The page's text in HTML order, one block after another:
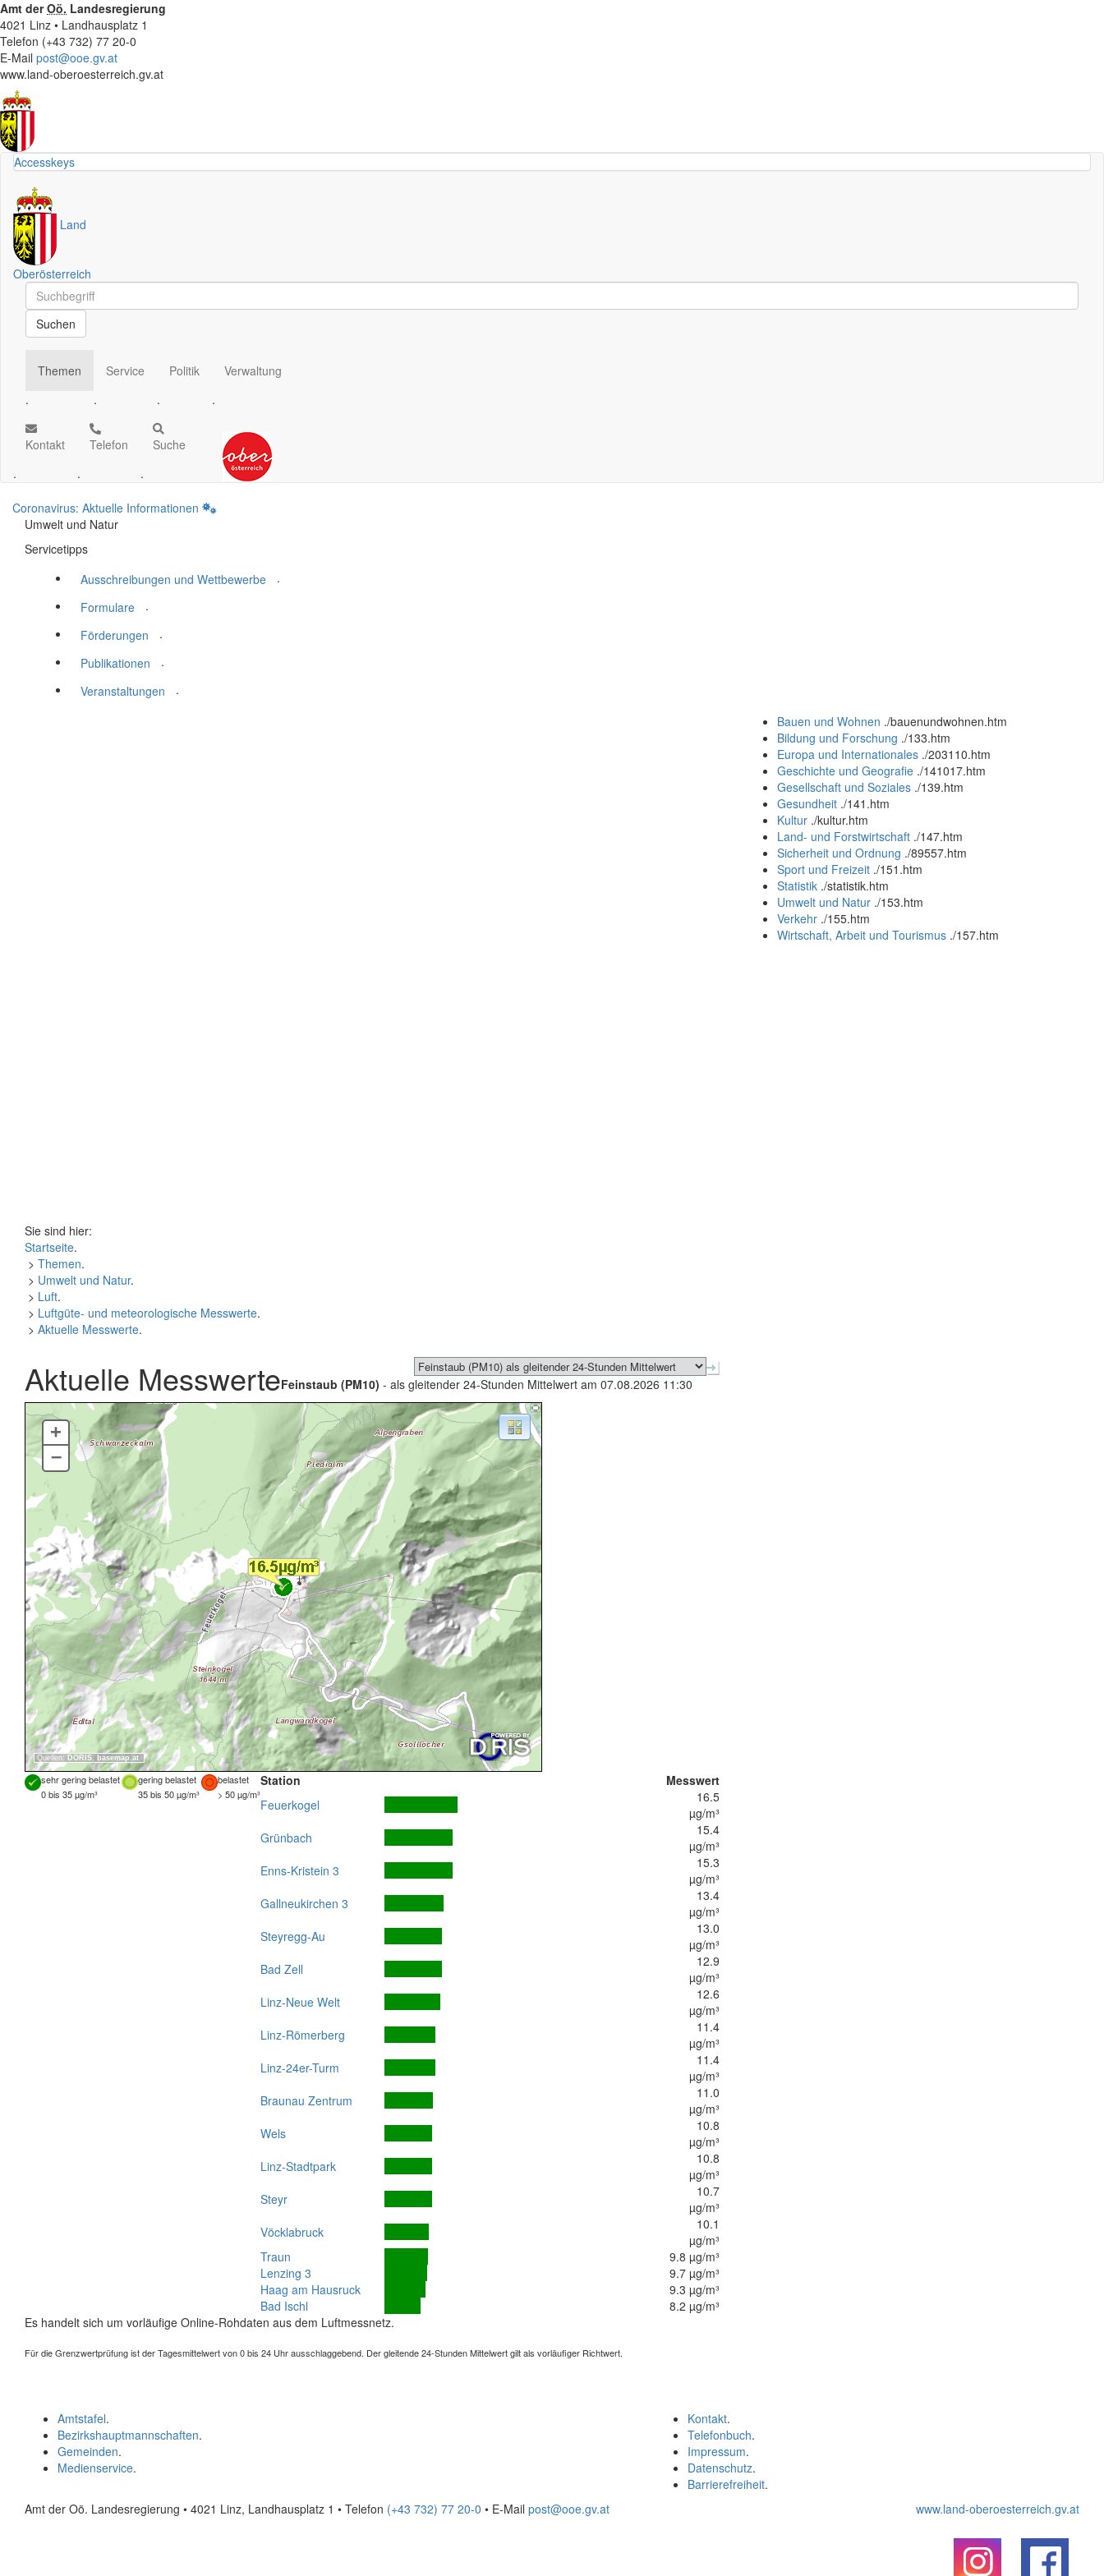
Amt derOö. Landesregierung
4021 Linz • Landhausplatz 1
Telefon (+43 732) 77 20-0
E-Mail post@ooe.gv.at
www.land-oberoesterreich.gv.at
Accesskeys
Land
Oberösterreich
Schnellsuche
Schnellsuche
Suchen
Themen
.
Service
.
Politik
.
Verwaltung
.
Kontakt
.
Telefon
.
Suche
.
Coronavirus: Aktuelle Informationen
Umwelt und Natur
Servicetipps
Ausschreibungen und Wettbewerbe
.
Formulare
.
Förderungen
.
Publikationen
.
Veranstaltungen
.
Bauen und Wohnen ./bauenundwohnen.htm
Bildung und Forschung ./133.htm
Europa und Internationales ./203110.htm
Geschichte und Geografie ./141017.htm
Gesellschaft und Soziales ./139.htm
Gesundheit ./141.htm
Kultur ./kultur.htm
Land- und Forstwirtschaft ./147.htm
Sicherheit und Ordnung ./89557.htm
Sport und Freizeit ./151.htm
Statistik ./statistik.htm
Umwelt und Natur ./153.htm
Verkehr ./155.htm
Wirtschaft, Arbeit und Tourismus ./157.htm
Sie sind hier:
Startseite.
> Themen.
> Umwelt und Natur.
> Luft.
> Luftgüte- und meteorologische Messwerte.
> Aktuelle Messwerte.
Aktuelle MesswerteFeinstaub (PM10) - als gleitender 24-Stunden Mittelwert am 07.08.2026 11:30
Quellen: DORIS, basemap.at
+
–
sehr gering belastet gering belastet
belastet
0 bis 35 µg/m³
35 bis 50 µg/m³ > 50 µg/m³
Station
Messwert
Feuerkogel
16.5
µg/m³
Grünbach
15.4
µg/m³
Enns-Kristein 3
15.3
µg/m³
Gallneukirchen 3
13.4
µg/m³
Steyregg-Au
13.0
µg/m³
Bad Zell
12.9
µg/m³
Linz-Neue Welt
12.6
µg/m³
Linz-Römerberg
11.4
µg/m³
Linz-24er-Turm
11.4
µg/m³
Braunau Zentrum
11.0
µg/m³
Wels
10.8
µg/m³
Linz-Stadtpark
10.8
µg/m³
Steyr
10.7
µg/m³
Vöcklabruck
10.1
µg/m³
Traun
9.8 µg/m³
Lenzing 3
9.7 µg/m³
Haag am Hausruck
9.3 µg/m³
Bad Ischl
8.2 µg/m³
Es handelt sich um vorläufige Online-Rohdaten aus dem Luftmessnetz.
Für die Grenzwertprüfung ist der Tagesmittelwert von 0 bis 24 Uhr ausschlaggebend. Der gleitende 24-Stunden Mittelwert gilt als vorläufiger Richtwert.
Kontakt.
Telefonbuch.
Impressum.
Datenschutz.
Barrierefreiheit.
Amtstafel.
Bezirkshauptmannschaften.
Gemeinden.
Medienservice.
Amt der Oö. Landesregierung • 4021 Linz, Landhausplatz 1 • Telefon (+43 732) 77 20-0 • E-Mail post@ooe.gv.at www.land-oberoesterreich.gv.at